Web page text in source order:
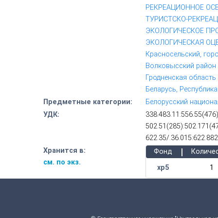
РЕКРЕАЦИОННОЕ
ТУРИСТСКО-
ЭКОЛОГИЧЕСКОЕ
ЭКОЛОГИЧЕСКАЯ
Красносельский,
Волковысский район
Гродненская область
Беларусь, Республика
Предметные категории:
Белорусский
УДК:
622.35/
Хранится в:
см. по экз.
Фонд |
хр5
1